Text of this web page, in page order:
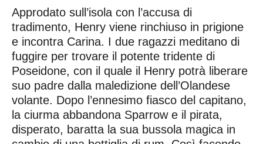
Approdato sull’isola con l’accusa di
tradimento, Henry viene rinchiuso in prigione
e incontra Carina. I due ragazzi meditano di
fuggire per trovare il potente tridente di
Poseidone, con il quale il Henry potrà liberare
suo padre dalla maledizione dell’Olandese
volante. Dopo l’ennesimo fiasco del capitano,
la ciurma abbandona Sparrow e il pirata,
disperato, baratta la sua bussola magica in